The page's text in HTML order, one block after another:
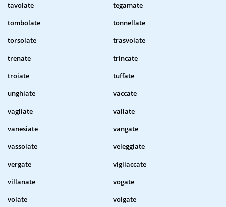
tavolate
tegamate
tombolate
tonnellate
torsolate
trasvolate
trenate
trincate
troiate
tuffate
unghiate
vaccate
vagliate
vallate
vanesiate
vangate
vassoiate
veleggiate
vergate
vigliaccate
villanate
vogate
volate
volgate